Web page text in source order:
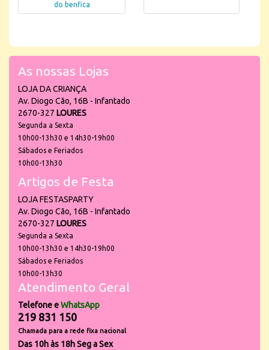
do benfica
As nossas Lojas
LOJA DA CRIANÇA
Av. Diogo Cão, 16B - Infantado
2670-327 LOURES
Segunda a Sexta
10h00-13h30 e 14h30-19h00
Sábados e Feriados
10h00-13h30
Artigos de Festa
LOJA FESTASPARTY
Av. Diogo Cão, 16B - Infantado
2670-327 LOURES
Segunda a Sexta
10h00-13h30 e 14h30-19h00
Sábados e Feriados
10h00-13h30
Atendimento Geral
Telefone eWhatsApp
219 831 150
Chamada para a rede fixa nacional
Das 10h às 18h Seg a Sex